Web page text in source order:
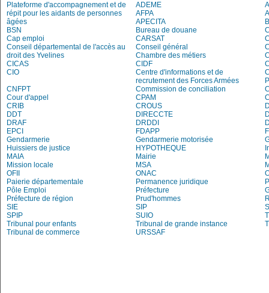
Plateforme d'accompagnement et de
répit pour les aidants de personnes
âgées
ADEME
AFPA
APECITA
BSN
Bureau de douane
Cap emploi
CARSAT
Conseil départemental de l'accès au
droit des Yvelines
Conseil général
Chambre des métiers
CICAS
CIDF
CIO
Centre d'informations et de
recrutement des Forces Armées
CNFPT
Commission de conciliation
Cour d'appel
CPAM
CRIB
CROUS
DDT
DIRECCTE
DRAF
DRDDI
EPCI
FDAPP
Gendarmerie
Gendarmerie motorisée
Huissiers de justice
HYPOTHEQUE
MAIA
Mairie
Mission locale
MSA
OFII
ONAC
Paierie départementale
Permanence juridique
Pôle Emploi
Préfecture
Préfecture de région
Prud'hommes
SIE
SIP
SPIP
SUIO
Tribunal pour enfants
Tribunal de grande instance
Tribunal de commerce
URSSAF